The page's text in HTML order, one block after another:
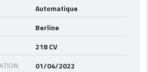
Automatique
Berline
218 CV
01/04/2022